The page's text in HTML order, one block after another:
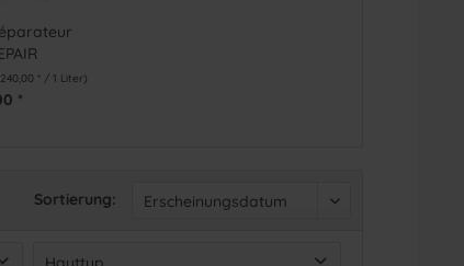
* / 1 Liter)
*
Sortierung: